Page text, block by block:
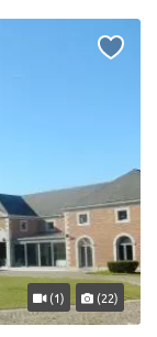
(1) (22)